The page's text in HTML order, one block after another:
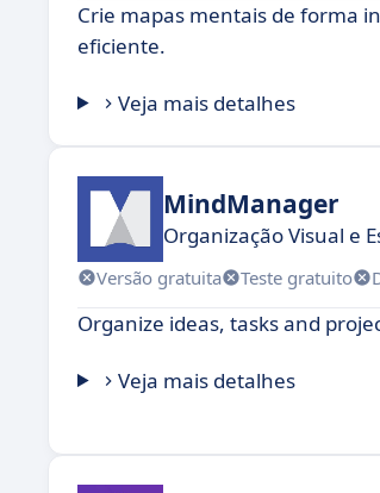
Crie mapas mentais de forma
eficiente.
Veja mais detalhes
MindManager
Organização Visual e
Versão gratuita Teste gratuito
Organize ideas, tasks and
Veja mais detalhes